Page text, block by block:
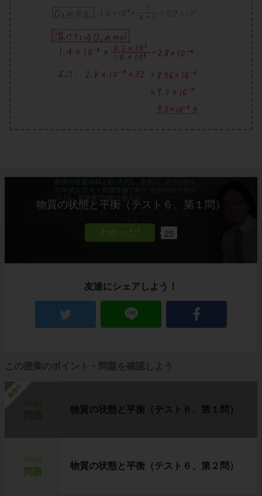
物質の状態と平衡（テスト６、第１問）
25
友達にシェアしよう！
この授業のポイント・問題を確認しよう
勉強中
物質の状態と平衡（テスト６、第１問）
問題
物質の状態と平衡（テスト６、第２問）